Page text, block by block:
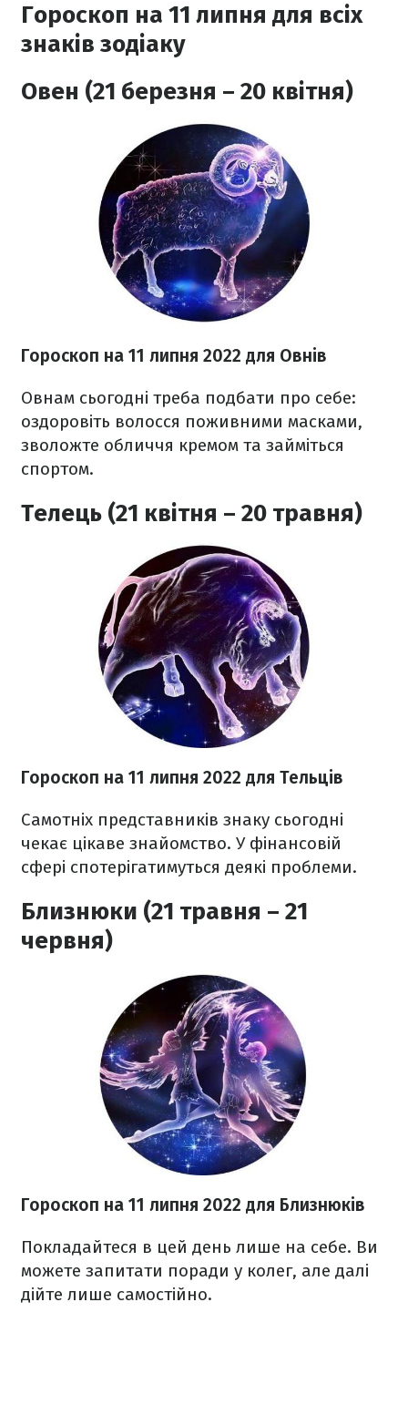
Гороскоп на 11 липня для всіх
знаків зодіаку
Овен (21 березня – 20 квітня)
Гороскоп на 11 липня 2022 для Овнів
Овнам сьогодні треба подбати про себе:
оздоровіть волосся поживними масками,
зволожте обличчя кремом та займіться
спортом.
Телець (21 квітня – 20 травня)
Гороскоп на 11 липня 2022 для Тельців
Самотніх представників знаку сьогодні
чекає цікаве знайомство. У фінансовій
сфері спотерігатимуться деякі проблеми.
Близнюки (21 травня – 21
червня)
Гороскоп на 11 липня 2022 для Близнюків
Покладайтеся в цей день лише на себе. Ви
можете запитати поради у колег, але далі
дійте лише самостійно.